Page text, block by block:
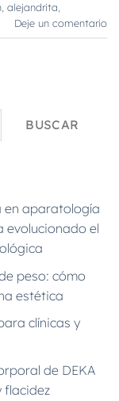
alejandrita
Deje un comentario
BUSCAR
en aparatología
evolucionado el
peso: cómo
estética
clínicas y
de DEKA
flacidez